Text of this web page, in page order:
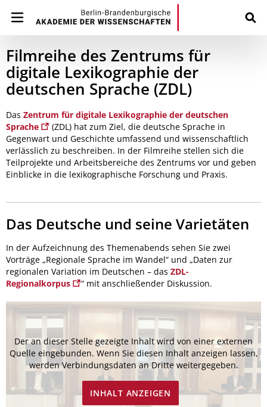
Filmreihe des Zentrums für
digitale Lexikographie der
deutschen Sprache (ZDL)
Das Zentrum für digitale Lexikographie der deutschen
Sprache
(ZDL) hat zum Ziel, die deutsche Sprache in
Gegenwart und Geschichte umfassend und wissenschaftlich
verlässlich zu beschreiben. In der Filmreihe stellen sich die
Teilprojekte und Arbeitsbereiche des Zentrums vor und geben
Einblicke in die lexikographische Forschung und Praxis.
Das Deutsche und seine Varietäten
In der Aufzeichnung des Themenabends sehen Sie zwei
Vorträge „Regionale Sprache im Wandel“ und „Daten zur
regionalen Variation im Deutschen – das ZDL-
Regionalkorpus
“ mit anschließender Diskussion.
Der an dieser Stelle gezeigte Inhalt wird von einer externen
Quelle eingebunden. Wenn Sie diesen Inhalt anzeigen lassen,
werden Verbindungsdaten an Dritte weitergegeben.
INHALT ANZEIGEN